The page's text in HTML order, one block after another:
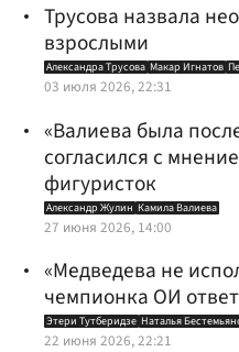
Трусова назвала
взрослыми
Александра Трусова Макар Игнатов
03 июля 2026, 22:31
«Валиева была
согласился с
фигуристок
Александр Жулин Камила Валиева
27 июня 2026, 14:00
«Медведева не
чемпионка ОИ
Этери Тутберидзе Наталья
22 июня 2026, 22:21